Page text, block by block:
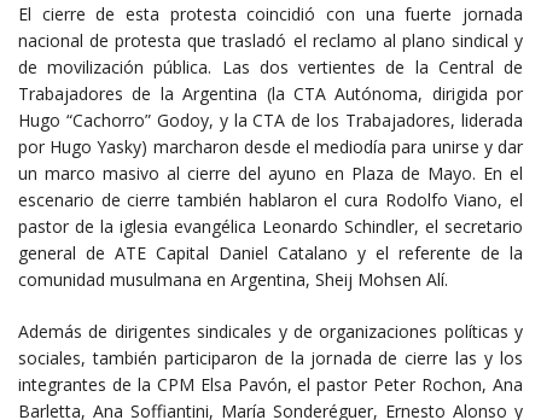
El cierre de esta protesta coincidió con una fuerte jornada
nacional de protesta que trasladó el reclamo al plano sindical y
de movilización pública. Las dos vertientes de la Central de
Trabajadores de la Argentina (la CTA Autónoma, dirigida por
Hugo “Cachorro” Godoy, y la CTA de los Trabajadores, liderada
por Hugo Yasky) marcharon desde el mediodía para unirse y dar
un marco masivo al cierre del ayuno en Plaza de Mayo. En el
escenario de cierre también hablaron el cura Rodolfo Viano, el
pastor de la iglesia evangélica Leonardo Schindler, el secretario
general de ATE Capital Daniel Catalano y el referente de la
comunidad musulmana en Argentina, Sheij Mohsen Alí.
Además de dirigentes sindicales y de organizaciones políticas y
sociales, también participaron de la jornada de cierre las y los
integrantes de la CPM Elsa Pavón, el pastor Peter Rochon, Ana
Barletta, Ana Soffiantini, María Sonderéguer, Ernesto Alonso y